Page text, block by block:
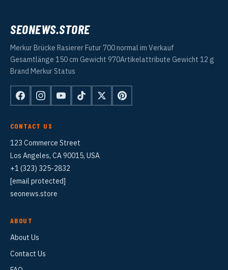
SEONEWS.STORE
Merkur Brücke Rasierer Futur 700 normal im Verkauf
Gesamtlänge 150 cm Gewicht 970Artikelattribute Gewicht 12 g
Brand Merkur Status
CONTACT US
123 Commerce Street
Los Angeles, CA 90015, USA
+1 (323) 325-2832
[email protected]
seonews.store
ABOUT
About Us
Contact Us